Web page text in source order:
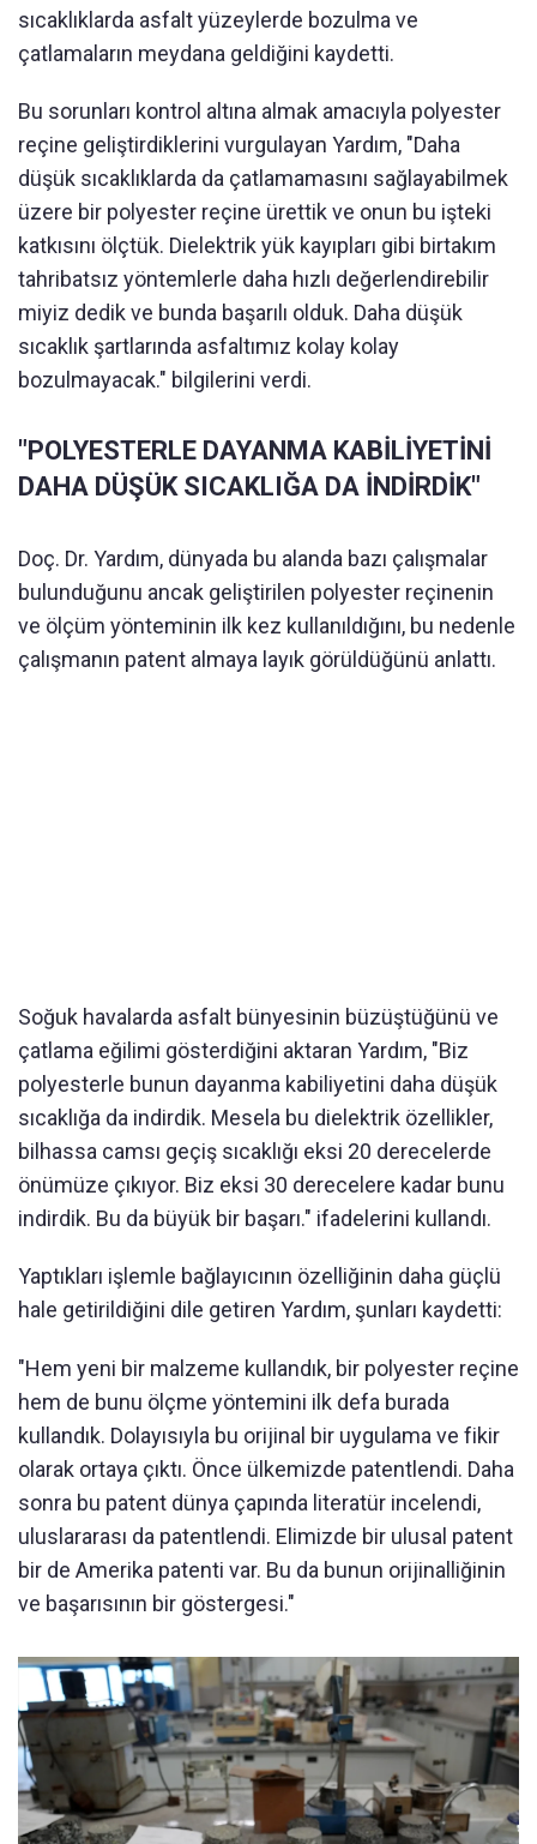
sıcaklıklarda asfalt yüzeylerde bozulma ve
çatlamaların meydana geldiğini kaydetti.
Bu sorunları kontrol altına almak amacıyla polyester
reçine geliştirdiklerini vurgulayan Yardım, "Daha
düşük sıcaklıklarda da çatlamamasını sağlayabilmek
üzere bir polyester reçine ürettik ve onun bu işteki
katkısını ölçtük. Dielektrik yük kayıpları gibi birtakım
tahribatsız yöntemlerle daha hızlı değerlendirebilir
miyiz dedik ve bunda başarılı olduk. Daha düşük
sıcaklık şartlarında asfaltımız kolay kolay
bozulmayacak." bilgilerini verdi.
"POLYESTERLE DAYANMA KABİLİYETİNİ
DAHA DÜŞÜK SICAKLIĞA DA İNDİRDİK"
Doç. Dr. Yardım, dünyada bu alanda bazı çalışmalar
bulunduğunu ancak geliştirilen polyester reçinenin
ve ölçüm yönteminin ilk kez kullanıldığını, bu nedenle
çalışmanın patent almaya layık görüldüğünü anlattı.
Soğuk havalarda asfalt bünyesinin büzüştüğünü ve
çatlama eğilimi gösterdiğini aktaran Yardım, "Biz
polyesterle bunun dayanma kabiliyetini daha düşük
sıcaklığa da indirdik. Mesela bu dielektrik özellikler,
bilhassa camsı geçiş sıcaklığı eksi 20 derecelerde
önümüze çıkıyor. Biz eksi 30 derecelere kadar bunu
indirdik. Bu da büyük bir başarı." ifadelerini kullandı.
Yaptıkları işlemle bağlayıcının özelliğinin daha güçlü
hale getirildiğini dile getiren Yardım, şunları kaydetti:
"Hem yeni bir malzeme kullandık, bir polyester reçine
hem de bunu ölçme yöntemini ilk defa burada
kullandık. Dolayısıyla bu orijinal bir uygulama ve fikir
olarak ortaya çıktı. Önce ülkemizde patentlendi. Daha
sonra bu patent dünya çapında literatür incelendi,
uluslararası da patentlendi. Elimizde bir ulusal patent
bir de Amerika patenti var. Bu da bunun orijinalliğinin
ve başarısının bir göstergesi."